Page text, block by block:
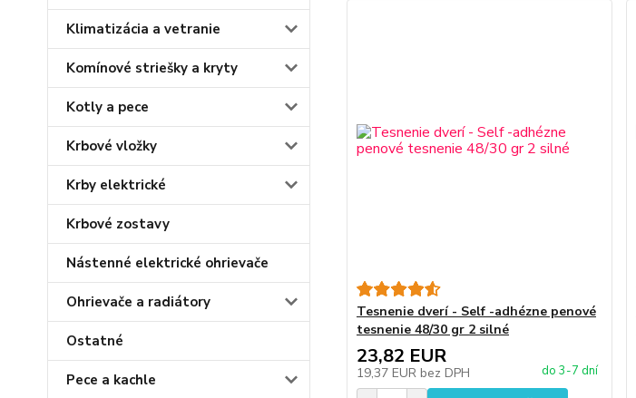
Klimatizácia a vetranie
Komínové striešky a kryty
Kotly a pece
Krbové vložky
Krby elektrické
Krbové zostavy
Nástenné elektrické ohrievače
Ohrievače a radiátory
Ostatné
Pece a kachle
Tesnenie dverí - Self -adhézne penové
tesnenie 48/30 gr 2 silné
23,82 EUR
19,37 EUR bez DPH do 3-7 dní